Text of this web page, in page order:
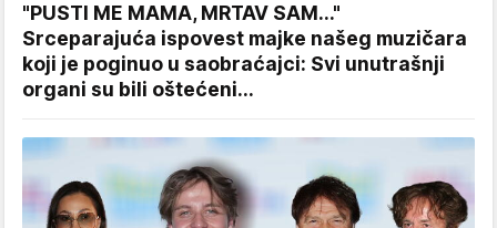
"PUSTI ME MAMA, MRTAV SAM..."
Srceparajuća ispovest majke našeg muzičara
koji je poginuo u saobraćajci: Svi unutrašnji
organi su bili oštećeni...